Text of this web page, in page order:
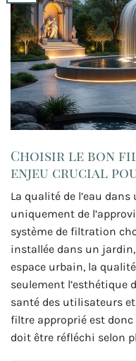
Choisir le bon
enjeu crucial
La qualité de l’eau
uniquement de
système de filtration
installée dans un
espace urbain, la
seulement l’esthétique
santé des utilisateurs
filtre approprié est
doit être réfléchi selon